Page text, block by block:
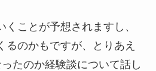
ことが予想されますし、
るのかもですが、とりあえ
たのか経験談について話し